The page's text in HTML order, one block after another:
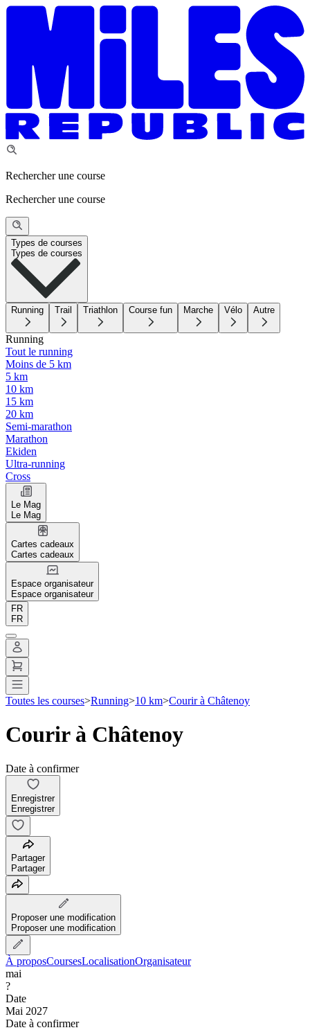
Rechercher une course
Rechercher une course
Types de courses
Types de courses
Running Trail Triathlon Course fun Marche Vélo Autre
Running
Tout le running
Moins de 5 km
5 km
10 km
15 km
20 km
Semi-marathon
Marathon
Ekiden
Ultra-running
Cross
Le Mag
Le Mag
Cartes cadeaux
Cartes cadeaux
Espace organisateur
Espace organisateur
FR
FR
Toutes les courses>Running>10 km>Courir à Châtenoy
Courir à Châtenoy
Date à confirmer
Enregistrer
Enregistrer
Partager
Partager
Proposer une modification
Proposer une modification
À proposCoursesLocalisationOrganisateur
mai
?
Date
Mai 2027
Date à confirmer